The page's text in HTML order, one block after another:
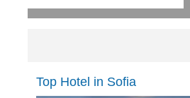
Top Hotel in Sofia